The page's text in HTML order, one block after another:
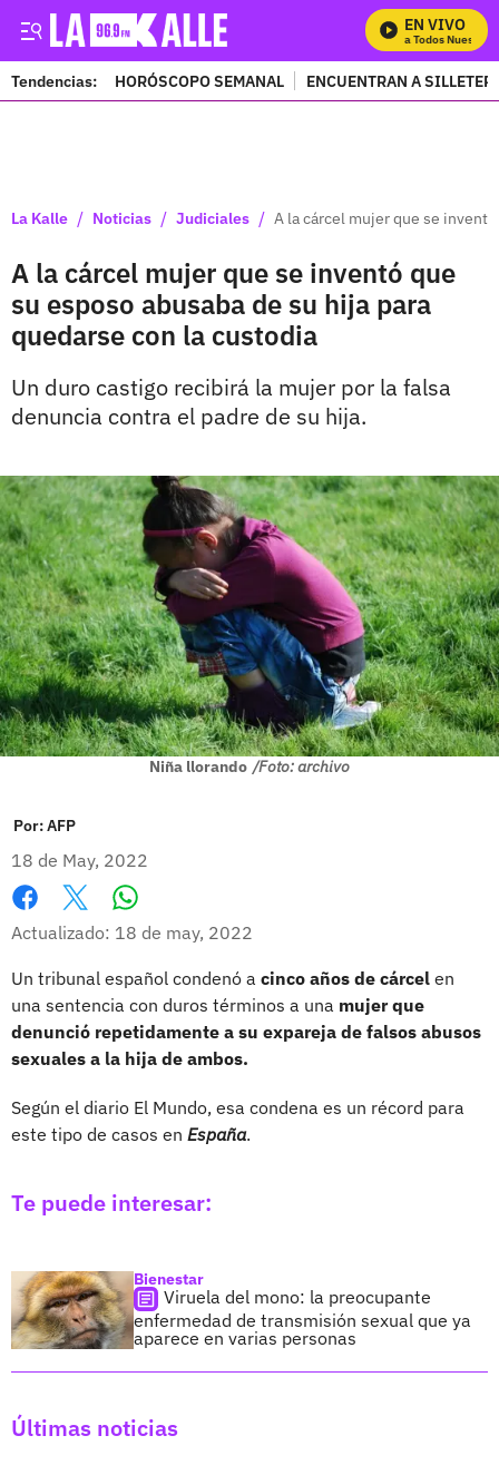
EN VIVO
Mira Todos Nuestros
Tendencias: HORÓSCOPO SEMANAL ENCUENTRAN A
La Kalle / Noticias / Judiciales / A la cárcel mujer que se
A la cárcel mujer que se inventó que
su esposo abusaba de su hija para
quedarse con la custodia
Un duro castigo recibirá la mujer por la falsa
denuncia contra el padre de su hija.
Niña llorando /Foto: archivo
Por:AFP
18 de May, 2022
Facebook
X
Actualizado: 18 de may, 2022
Un tribunal español condenó a cinco años de cárcel en
una sentencia con duros términos a una mujer que
denunció repetidamente a su expareja de falsos abusos
sexuales a la hija de ambos.
Según el diario El Mundo, esa condena es un récord para
este tipo de casos en España.
Te puede interesar:
Bienestar
Viruela del mono: la preocupante
enfermedad de transmisión sexual que ya
aparece en varias personas
Últimas noticias